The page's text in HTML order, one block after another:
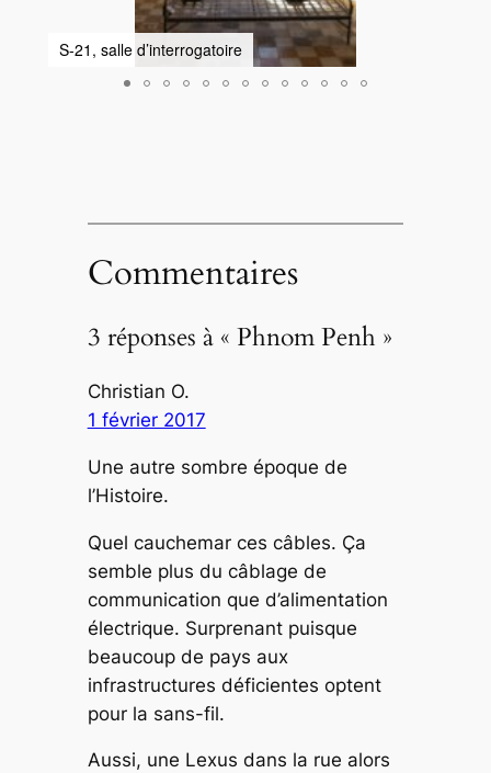
S-21, salle d’interrogatoire
Commentaires
3 réponses à « Phnom Penh »
Christian O.
1 février 2017
Une autre sombre époque de
l’Histoire.
Quel cauchemar ces câbles. Ça
semble plus du câblage de
communication que d’alimentation
électrique. Surprenant puisque
beaucoup de pays aux
infrastructures déficientes optent
pour la sans-fil.
Aussi, une Lexus dans la rue alors